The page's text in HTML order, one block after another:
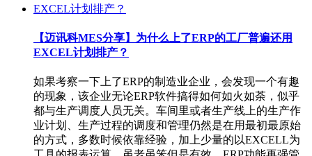
【迈讯科MES分享】为什么上了ERP的工厂普遍还用
EXCEL计划排产？
如果考察一下上了ERP的制造业企业，会发现一个有趣
的现象，该企业无论ERP软件搞得如何如火如荼，似乎
都与生产调度人员无关。车间里或者生产线上的生产作
业计划、生产过程的调度和管理仍然是在用最初最原始
的方式，多数时候依靠经验，加上少量的以EXCELL为